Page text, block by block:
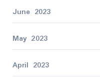
June 2023
May 2023
April 2023